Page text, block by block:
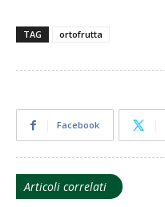
TAG ortofrutta
Facebook
Articoli correlati